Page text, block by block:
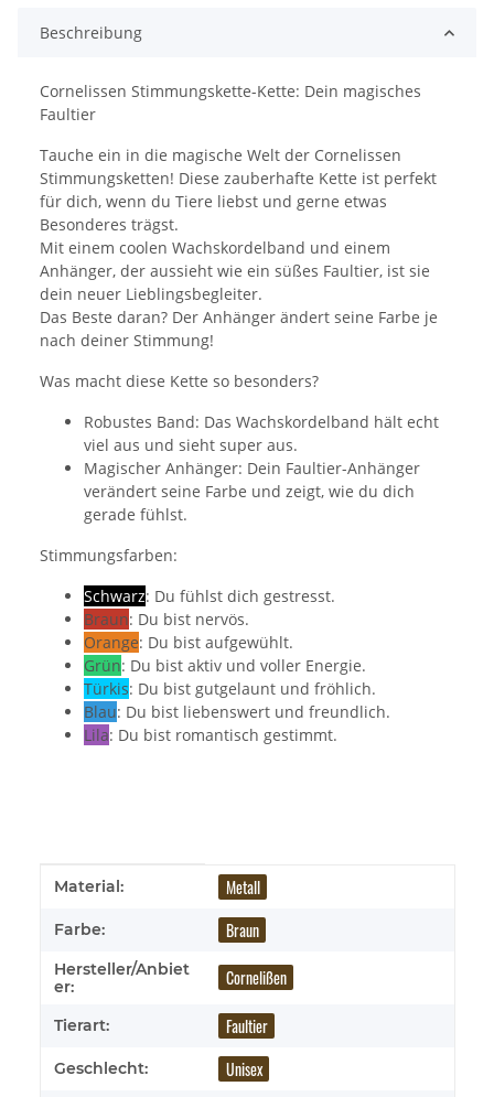
Beschreibung
Cornelissen Stimmungskette-Kette: Dein magisches
Faultier
Tauche ein in die magische Welt der Cornelissen
Stimmungsketten! Diese zauberhafte Kette ist perfekt
für dich, wenn du Tiere liebst und gerne etwas
Besonderes trägst.
Mit einem coolen Wachskordelband und einem
Anhänger, der aussieht wie ein süßes Faultier, ist sie
dein neuer Lieblingsbegleiter.
Das Beste daran? Der Anhänger ändert seine Farbe je
nach deiner Stimmung!
Was macht diese Kette so besonders?
Robustes Band: Das Wachskordelband hält echt
viel aus und sieht super aus.
Magischer Anhänger: Dein Faultier-Anhänger
verändert seine Farbe und zeigt, wie du dich
gerade fühlst.
Stimmungsfarben:
Schwarz: Du fühlst dich gestresst.
Braun: Du bist nervös.
Orange: Du bist aufgewühlt.
Grün: Du bist aktiv und voller Energie.
Türkis: Du bist gutgelaunt und fröhlich.
Blau: Du bist liebenswert und freundlich.
Lila: Du bist romantisch gestimmt.
Produkteigenschaft
Wert
Material: Metall
Farbe: Braun
Hersteller/Anbiet
er:
Cornelißen
Tierart: Faultier
Geschlecht: Unisex